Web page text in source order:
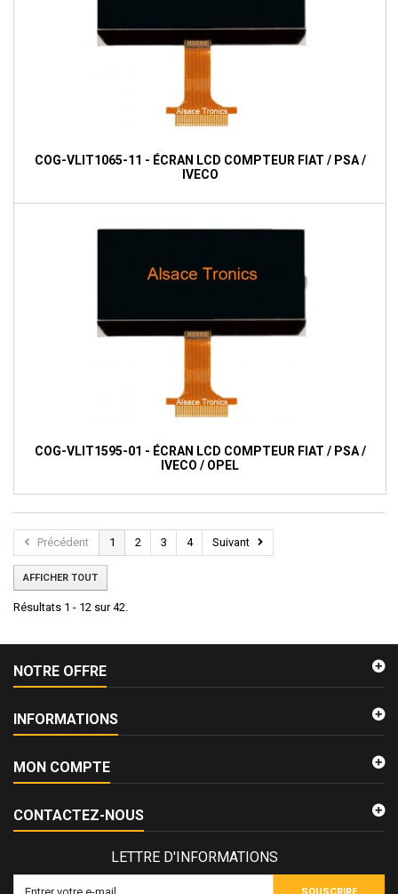
COG-VLIT1065-11 - ÉCRAN LCD COMPTEUR FIAT / PSA /
IVECO
COG-VLIT1595-01 - ÉCRAN LCD COMPTEUR FIAT / PSA /
IVECO / OPEL
Précédent 1 2 3 4 Suivant
AFFICHER TOUT
Résultats 1 - 12 sur 42.
NOTRE OFFRE
INFORMATIONS
MON COMPTE
CONTACTEZ-NOUS
LETTRE D'INFORMATIONS